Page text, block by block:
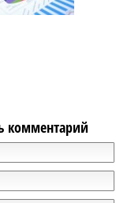
комментарий